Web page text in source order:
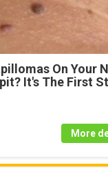
On Your
It's The First
More